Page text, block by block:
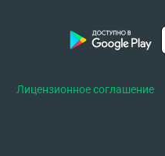
Лицензионное соглашение